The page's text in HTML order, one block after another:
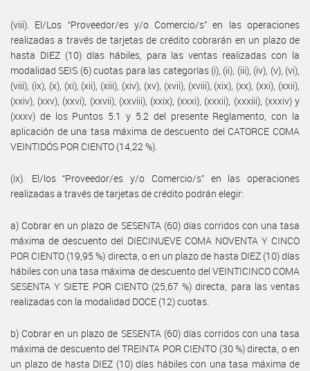
(viii). El/Los “Proveedor/es y/o Comercio/s” en las operaciones
realizadas a través de tarjetas de crédito cobrarán en un plazo de
hasta DIEZ (10) días hábiles, para las ventas realizadas con la
modalidad SEIS (6) cuotas para las categorías (i), (ii), (iii), (iv), (v), (vi),
(viii), (ix), (x), (xi), (xii), (xiii), (xiv), (xv), (xvii), (xviii), (xix), (xx), (xxi), (xxii),
(xxiv), (xxv), (xxvi), (xxvii), (xxviii), (xxix), (xxxi), (xxxii), (xxxiii), (xxxiv) y
(xxxv) de los Puntos 5.1 y 5.2 del presente Reglamento, con la
aplicación de una tasa máxima de descuento del CATORCE COMA
VEINTIDÓS POR CIENTO (14,22 %).
(ix). El/los “Proveedor/es y/o Comercio/s” en las operaciones
realizadas a través de tarjetas de crédito podrán elegir:
a) Cobrar en un plazo de SESENTA (60) días corridos con una tasa
máxima de descuento del DIECINUEVE COMA NOVENTA Y CINCO
POR CIENTO (19,95 %) directa, o en un plazo de hasta DIEZ (10) días
hábiles con una tasa máxima de descuento del VEINTICINCO COMA
SESENTA Y SIETE POR CIENTO (25,67 %) directa, para las ventas
realizadas con la modalidad DOCE (12) cuotas.
b) Cobrar en un plazo de SESENTA (60) días corridos con una tasa
máxima de descuento del TREINTA POR CIENTO (30 %) directa, o en
un plazo de hasta DIEZ (10) días hábiles con una tasa máxima de